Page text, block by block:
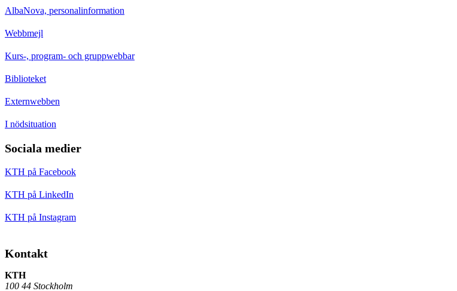
AlbaNova, personalinformation
Webbmejl
Kurs-, program- och gruppwebbar
Biblioteket
Externwebben
I nödsituation
Sociala medier
KTH på Facebook
KTH på LinkedIn
KTH på Instagram
Kontakt
KTH
100 44 Stockholm